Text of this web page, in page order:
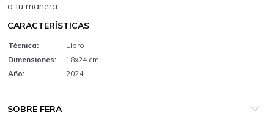
a tu manera.
CARACTERÍSTICAS
Técnica:
Libro
Dimensiones:
18x24 cm
Año:
2024
SOBRE FERA